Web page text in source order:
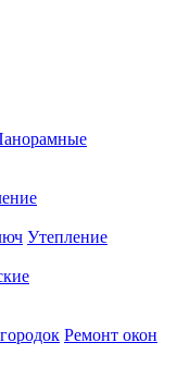
Утепление
Ремонт окон